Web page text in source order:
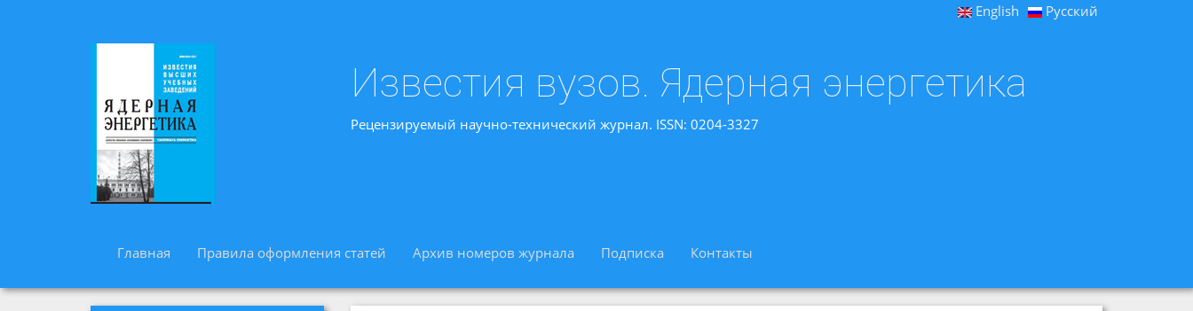
English Русский
Известия вузов. Ядерная энергетика
Рецензируемый научно-технический журнал. ISSN: 0204-3327
Главная Правила оформления статей Архив номеров журнала Подписка Контакты